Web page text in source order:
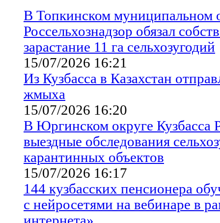
В Топкинском муниципальном
Россельхознадзор обязал
зарастание 11 га сельхозугодий
15/07/2026 16:21
Из Кузбасса в Казахстан
жмыха
15/07/2026 16:20
В Юргинском округе Кузбасса
выездные обследования
карантинных объектов
15/07/2026 16:17
144 кузбасских пенсионера
с нейросетями на вебинаре в